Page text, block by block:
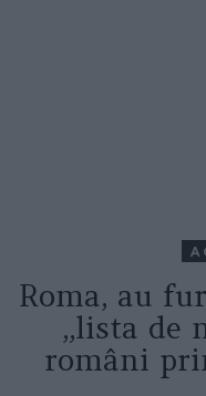
Roma, au
„lista de
români